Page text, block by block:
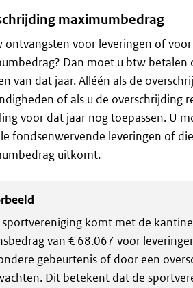
maximumbedrag
ontvangsten voor leveringen of
Dan moet u btw
van dat jaar. Alléén als de
of als u de overschrijding
voor dat jaar nog toepassen. U
fondsenwervende leveringen of
uitkomt.
sportvereniging komt met de
van € 68.067 voor
gebeurtenis of door een
Dit betekent dat de